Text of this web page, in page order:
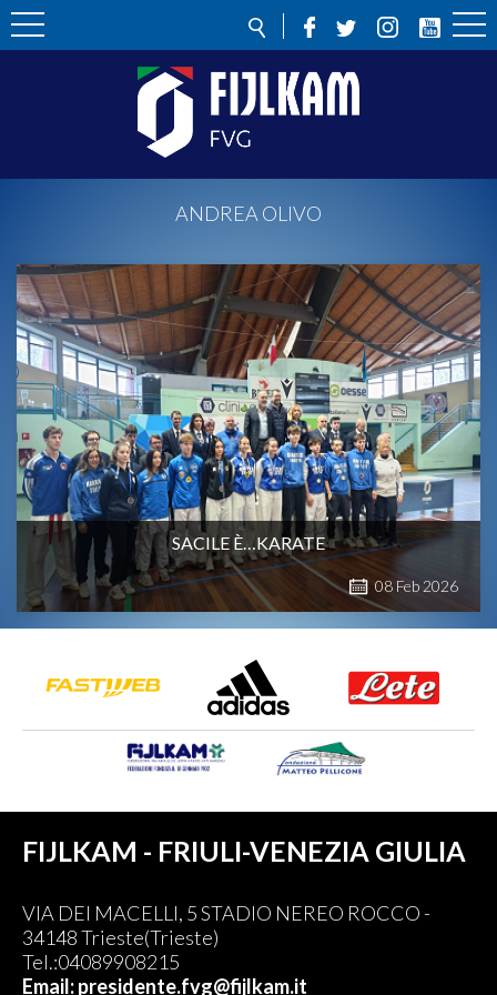
ANDREA OLIVO
SACILE È…KARATE
08 Feb 2026
FIJLKAM - FRIULI-VENEZIA GIULIA
VIA DEI MACELLI, 5 STADIO NEREO ROCCO -
34148 Trieste(Trieste)
Tel.:04089908215
Email: presidente.fvg@fijlkam.it